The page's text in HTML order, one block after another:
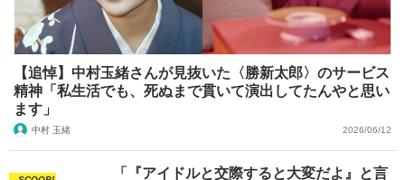
【追悼】中村玉緒さんが見抜いた〈勝新太郎〉のサービス
精神「私生活でも、死ぬまで貫いて演出してたんやと思い
ます」
中村 玉緒 2026/06/12
「『アイドルと交際すると大変だよ』と言